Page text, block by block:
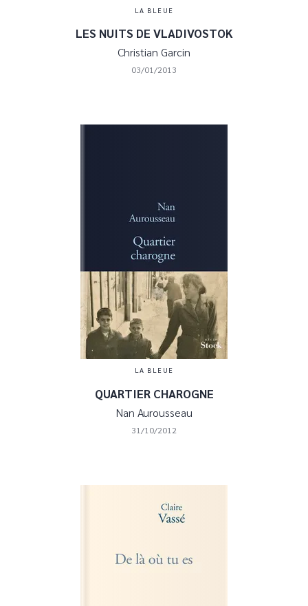
LA BLEUE
LES NUITS DE VLADIVOSTOK
Christian Garcin
03/01/2013
LA BLEUE
QUARTIER CHAROGNE
Nan Aurousseau
31/10/2012